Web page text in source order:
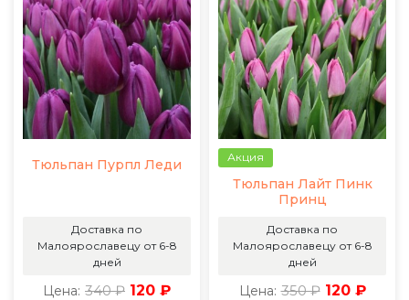
Тюльпан Пурпл Леди
Доставка по
Малоярославецу от 6-8
дней
Цена: 340 ₽ 120 ₽
Акция
Тюльпан Лайт Пинк
Принц
Доставка по
Малоярославецу от 6-8
дней
Цена: 350 ₽ 120 ₽